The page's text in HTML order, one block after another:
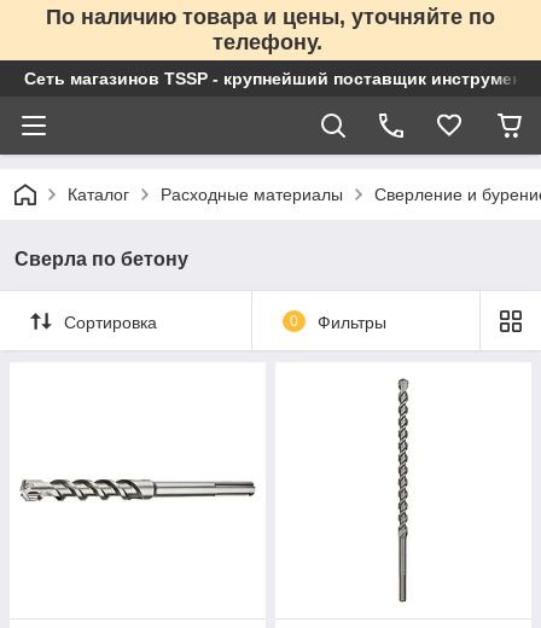
По наличию товара и цены, уточняйте по
телефону.
Сеть магазинов TSSP - крупнейший поставщик
Каталог Расходные материалы Сверление и
Сверла по бетону
Сортировка 0 Фильтры